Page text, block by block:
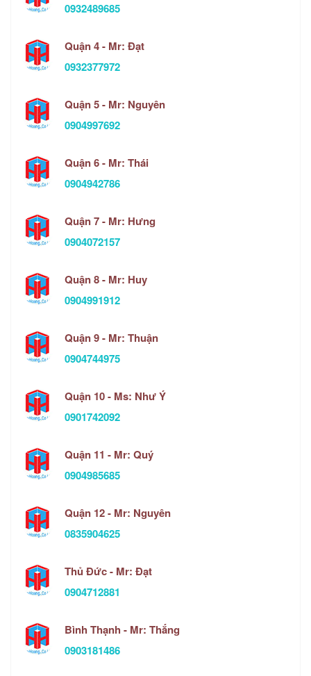
0932489685
Quận 4 - Mr: Đạt
0932377972
Quận 5 - Mr: Nguyên
0904997692
Quận 6 - Mr: Thái
0904942786
Quận 7 - Mr: Hưng
0904072157
Quận 8 - Mr: Huy
0904991912
Quận 9 - Mr: Thuận
0904744975
Quận 10 - Ms: Như Ý
0901742092
Quận 11 - Mr: Quý
0904985685
Quận 12 - Mr: Nguyên
0835904625
Thủ Đức - Mr: Đạt
0904712881
Bình Thạnh - Mr: Thắng
0903181486